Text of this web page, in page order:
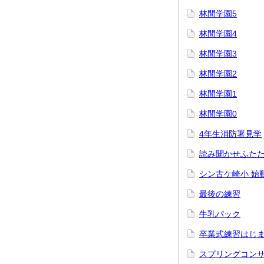
林間学園5
林間学園4
林間学園3
林間学園2
林間学園1
林間学園0
4年生消防署見学
読み聞かせふた
シン古ケ崎小 始
最後の練習
牛乳パック
卒業式練習はじ
スプリングコン